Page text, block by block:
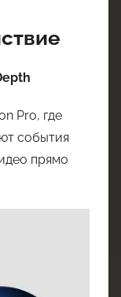
Pro, где
события
прямо